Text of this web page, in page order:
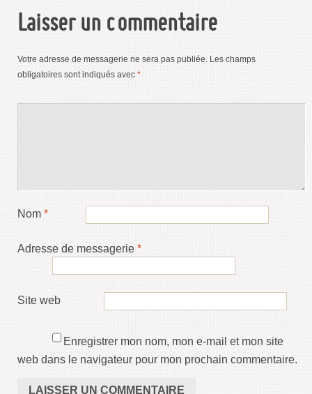
Laisser un commentaire
Votre adresse de messagerie ne sera pas publiée. Les champs
obligatoires sont indiqués avec *
Nom *
Adresse de messagerie *
Site web
Enregistrer mon nom, mon e-mail et mon site
web dans le navigateur pour mon prochain commentaire.